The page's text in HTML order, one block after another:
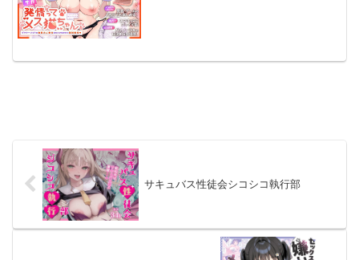
サキュバス性徒会シコシコ執行部